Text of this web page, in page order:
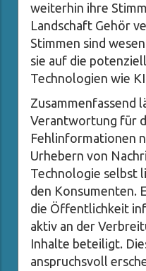
weiterhin ihre
Landschaft Gehör
Stimmen sind
sie auf die
Technologien wie
Zusammenfassend
Verantwortung für
Fehlinformationen
Urhebern von
Technologie selbst
den Konsumenten.
die Öffentlichkeit
aktiv an der
Inhalte beteiligt.
anspruchsvoll